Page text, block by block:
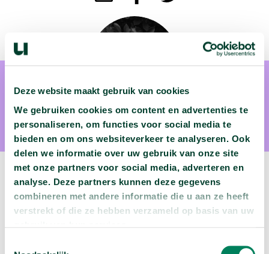
Deze website maakt gebruik van cookies
We gebruiken cookies om content en advertenties te
personaliseren, om functies voor social media te
bieden en om ons websiteverkeer te analyseren. Ook
delen we informatie over uw gebruik van onze site
met onze partners voor social media, adverteren en
analyse. Deze partners kunnen deze gegevens
combineren met andere informatie die u aan ze heeft
verstrekt of die ze hebben verzameld op basis van uw
Aalt Bast
Volgende podcast: